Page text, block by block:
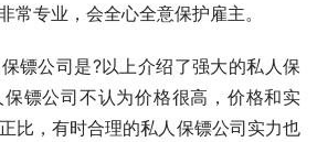
常专业，会全心全意保护雇主。
镖公司是?以上介绍了强大的私人保
镖公司不认为价格很高，价格和实
比，有时合理的私人保镖公司实力也